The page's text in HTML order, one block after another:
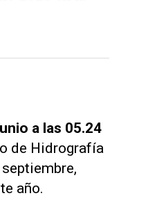
a las 05.24
de Hidrografía
año.